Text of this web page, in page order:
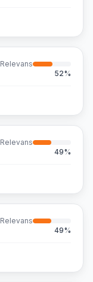
Relevans
52%
Relevans
49%
Relevans
49%